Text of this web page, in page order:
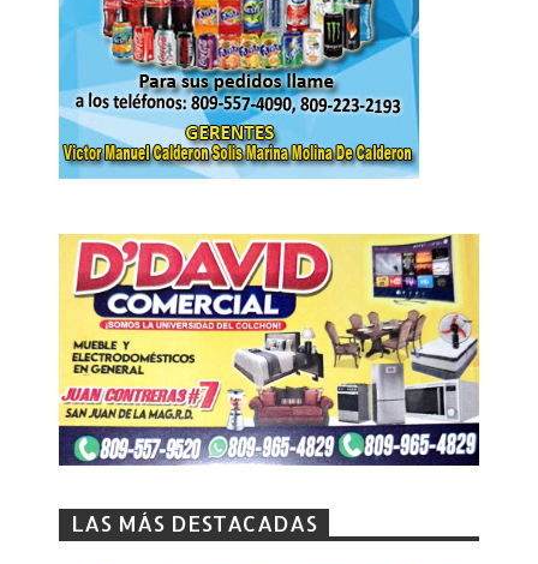
LAS MÁS DESTACADAS